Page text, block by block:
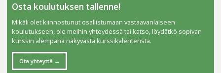
Osta koulutuksen tallenne!
Mikäli olet kiinnostunut osallistumaan vastaavanlaiseen
koulutukseen, ole meihin yhteydessä tai katso, löydätkö sopivan
kurssin alempana näkyvästä kurssikalenterista.
Ota yhteyttä